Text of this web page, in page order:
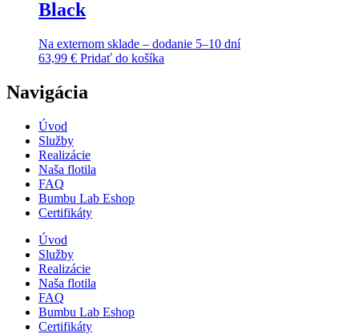
Black
Na externom sklade – dodanie 5–10 dní
63,99 € Pridať do košíka
Navigácia
Úvod
Služby
Realizácie
Naša flotila
FAQ
Bumbu Lab Eshop
Certifikáty
Úvod
Služby
Realizácie
Naša flotila
FAQ
Bumbu Lab Eshop
Certifikáty